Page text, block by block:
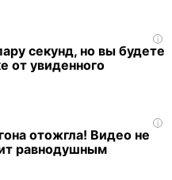
i
секунд, но вы будете
от увиденного
i
отожгла! Видео не
равнодушным